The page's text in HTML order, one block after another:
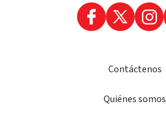
Contáctenos
Quiénes somos